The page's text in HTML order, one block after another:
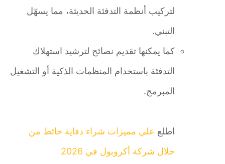
لتركيب أنظمة التدفئة الحديثة، مما يسهّل
التبني.
كما يمكنها تقديم نصائح لترشيد استهلاك
التدفئة باستخدام المنظمات الذكية أو التشغيل
المبرمج.
اطلععلي مميزات شراء دفاية حائط من
خلال شركة أكروبول في 2026